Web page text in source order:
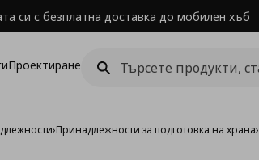
си с безплатна доставка до мобилен хъб
Проектиране
›Принадлежности за подготовка на храна›